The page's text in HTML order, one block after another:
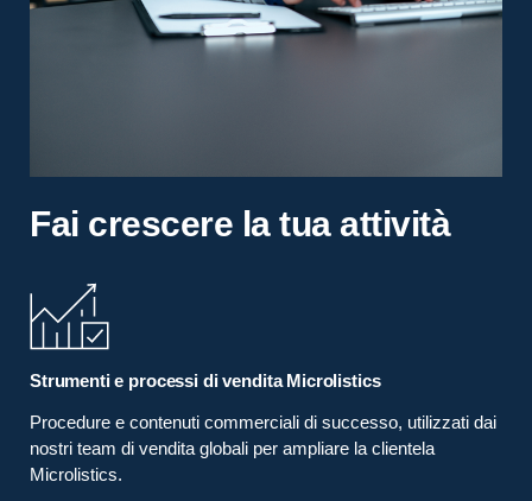
Fai crescere la tua attività
Strumenti e processi di vendita Microlistics
Procedure e contenuti commerciali di successo, utilizzati dai
nostri team di vendita globali per ampliare la clientela
Microlistics.